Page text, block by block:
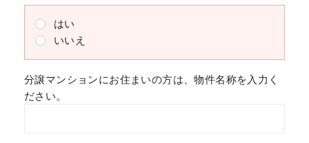
はい
いいえ
分譲マンションにお住まいの方は、物件名称を入力く
ださい。